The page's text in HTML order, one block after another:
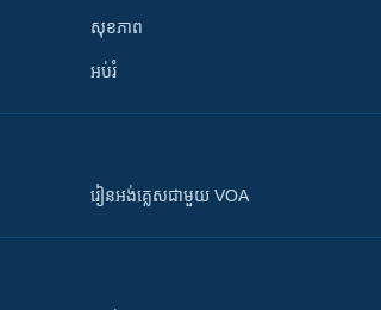
សុខភាព
អប់រំ
រៀន​​​​​​អង់គ្លេស​​ជាមួយ VOA